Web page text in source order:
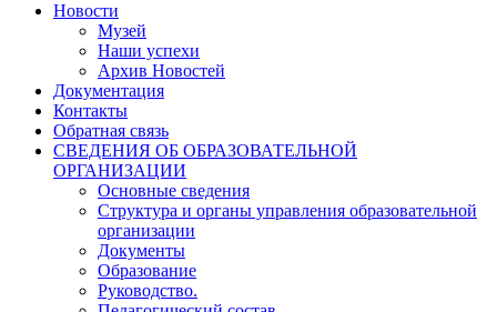
Новости
Музей
Наши успехи
Архив Новостей
Документация
Контакты
Обратная связь
СВЕДЕНИЯ ОБ ОБРАЗОВАТЕЛЬНОЙ
ОРГАНИЗАЦИИ
Основные сведения
Структура и органы управления образовательной
организации
Документы
Образование
Руководство.